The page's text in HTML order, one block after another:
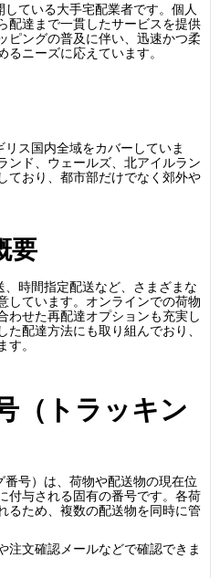
ている大手宅配業者です。個人
配達まで一貫したサービスを提供
ピングの普及に伴い、迅速かつ柔
ニーズに応えています。
ス国内全域をカバーしていま
ンド、ウェールズ、北アイルラン
ており、都市部だけでなく郊外や
要
時間指定配送など、さまざまな
しています。オンラインでの荷物
わせた再配達オプションも充実し
配達方法にも取り組んでおり、
。
（トラッキン
号）は、荷物や配送物の現在位
付与される固有の番号です。各荷
るため、複数の配送物を同時に管
注文確認メールなどで確認できま